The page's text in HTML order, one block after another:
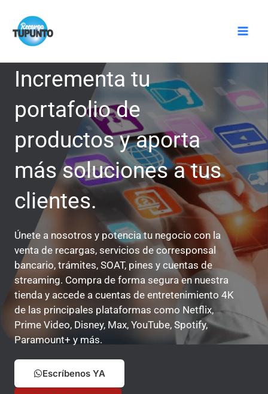
contenido
Incrementa tu
portafolio de
productos y aporta
más soluciones a tus
clientes.
Únete a nosotros y potencia tu negocio con la
venta de recargas, servicios de corresponsal
bancario, trámites, SOAT, pines y cuentas de
streaming. Compra de forma segura en nuestra
tienda y accede a cuentas de entretenimiento 4K
de las principales plataformas como Netflix,
Prime Video, Disney, Max, YouTube, Spotify,
Paramount+ y más.
Escríbenos YA